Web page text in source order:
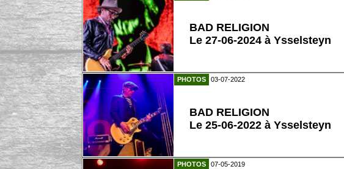
BAD RELIGION
Le 27-06-2024 à Ysselsteyn
PHOTOS 03-07-2022
BAD RELIGION
Le 25-06-2022 à Ysselsteyn
PHOTOS 07-05-2019